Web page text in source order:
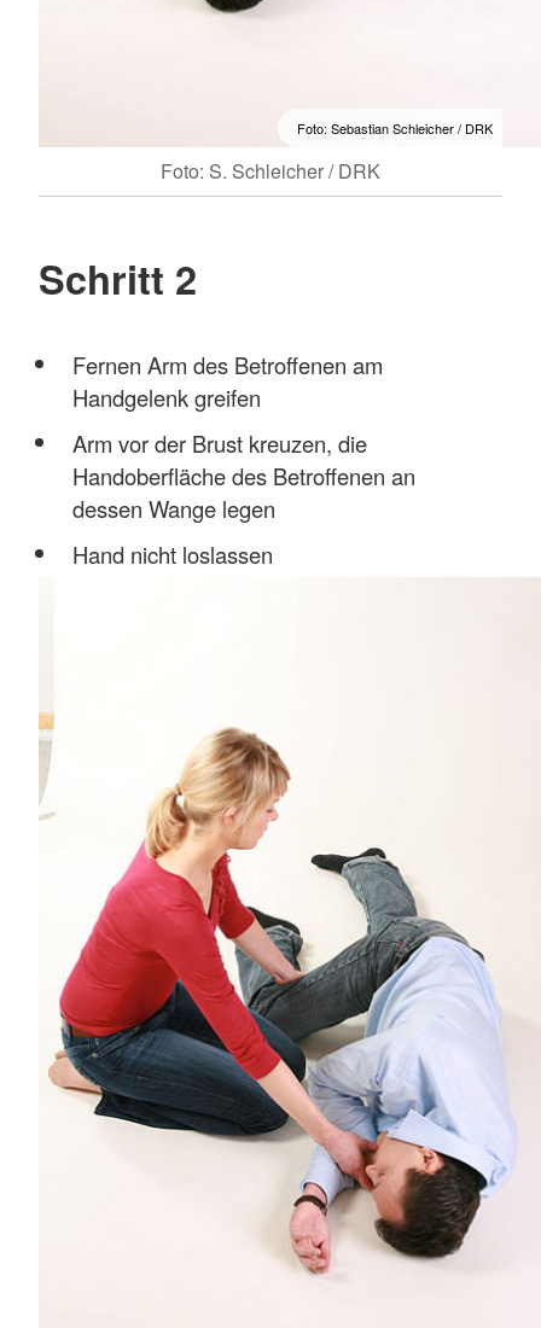
Foto: Sebastian Schleicher / DRK
Foto: S. Schleicher / DRK
Schritt 2
Fernen Arm des Betroffenen am
Handgelenk greifen
Arm vor der Brust kreuzen, die
Handoberfläche des Betroffenen an
dessen Wange legen
Hand nicht loslassen